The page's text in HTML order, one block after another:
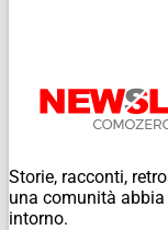
Storie, racconti,
una comunità
intorno.